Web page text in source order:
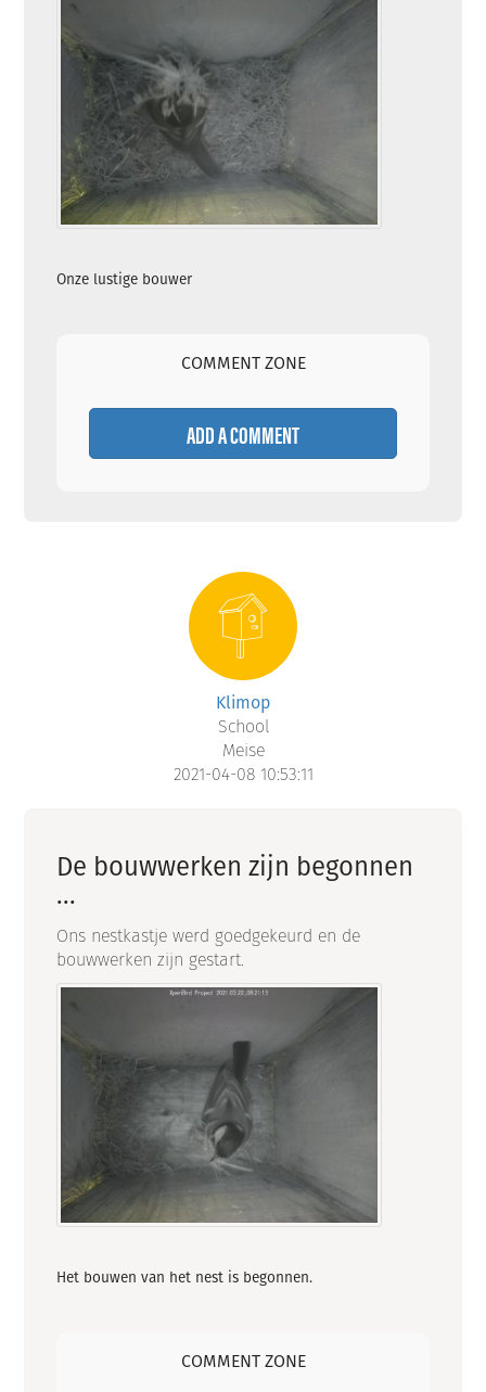
Onze lustige bouwer
COMMENT ZONE
ADD A COMMENT
Klimop
School
Meise
2021-04-08 10:53:11
De bouwwerken zijn begonnen
...
Ons nestkastje werd goedgekeurd en de
bouwwerken zijn gestart.
Het bouwen van het nest is begonnen.
COMMENT ZONE